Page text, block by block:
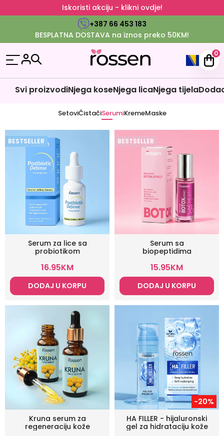
Iskoristi akciju - klikni ovdje!
+387 66 453 183
BESPLATNA DOSTAVA na iznos preko 50KM!
0
Svi proizvodiNjega koseNjega licaNjega tijela
SetoviČistačiSerumiKremeMaske
BESTSELLER
Serum za lice sa
probiotikom
16.95KM
DODAJ U KORPU
BESTSELLER
Serum sa
biopeptidima
15.95KM
DODAJ U KORPU
Kruna serum za
regeneraciju kože
-20%
HA FILLER - hijaluronski
gel za hidrataciju kože